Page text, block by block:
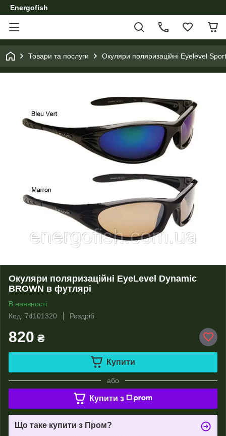
Energofish
Товари та послуги Окуляри поляризаційні Eyelevel
Окуляри поляризаційні EyeLevel Dynamic
BROWN в футлярі
В наявності
Код: 74101320
Роздріб
820 ₴
Купити
або
Купити з
Що таке купити з Пром?